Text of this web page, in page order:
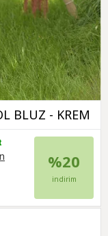
BLUZ - KREM
%20
indirim